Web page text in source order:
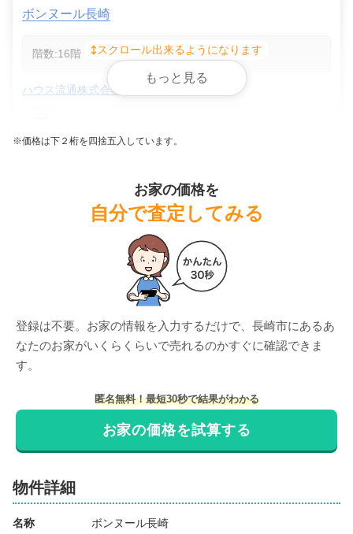
ボンヌール長崎
階数:16階 専有面積:61㎡
ハウス流通株式会社 長崎本店
専有面積:56 ㎡
スターツ長崎株式会社 浦上店
万円
ボンヌール長崎
スターツ長崎株式会社 長崎中央店
1,100万円 2022年2月
ボンヌール長崎
階数:
スクロール出来るようになります
もっと見る
※価格は下２桁を四捨五入しています。
お家の価格を
自分で査定してみる
登録は不要。お家の情報を入力するだけで、 長崎市にあるあ
なたのお家がいくらくらいで売れるのかすぐに確認できま
す。
匿名無料！最短30秒で結果がわかる
お家の価格を試算する
物件詳細
名称 ボンヌール長崎